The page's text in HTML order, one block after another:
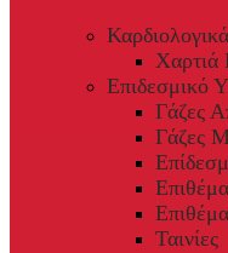
Χαρτιά
Επιδεσμικό
Γάζες
Γάζες
Ταινίες